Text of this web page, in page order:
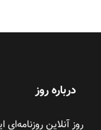
درباره روز